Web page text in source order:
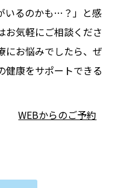
いるのかも…？」と感
お気軽にご相談くださ
にお悩みでしたら、ぜ
健康をサポートできる
WEBからのご予約